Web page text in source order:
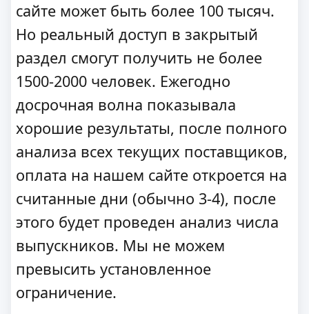
сайте может быть более 100 тысяч.
Но реальный доступ в закрытый
раздел смогут получить не более
1500-2000 человек. Ежегодно
досрочная волна показывала
хорошие результаты, после полного
анализа всех текущих поставщиков,
оплата на нашем сайте откроется на
считанные дни (обычно 3-4), после
этого будет проведен анализ числа
выпускников. Мы не можем
превысить установленное
ограничение.